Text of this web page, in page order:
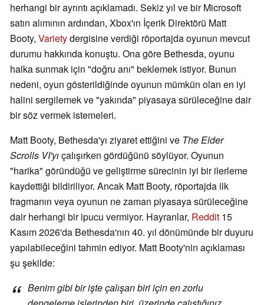
herhangi bir ayrıntı açıklamadı. Sekiz yıl ve bir Microsoft
satın alımının ardından, Xbox'ın İçerik Direktörü Matt
Booty, Varietydergisine verdiği röportajda oyunun mevcut
durumu hakkında konuştu. Ona göre Bethesda, oyunu
halka sunmak için "doğru anı" beklemek istiyor. Bunun
nedeni, oyun gösterildiğinde oyunun mümkün olan en iyi
halini sergilemek ve "yakında" piyasaya sürüleceğine dair
bir söz vermek istemeleri.
Matt Booty, Bethesda'yı ziyaret ettiğini ve The Elder
Scrolls VI'yıçalışırken gördüğünü söylüyor. Oyunun
"harika" göründüğü ve geliştirme sürecinin iyi bir ilerleme
kaydettiği bildiriliyor. Ancak Matt Booty, röportajda ilk
fragmanın veya oyunun ne zaman piyasaya sürüleceğine
dair herhangi bir ipucu vermiyor. Hayranlar, Reddit 15
Kasım 2026'da Bethesda'nın 40. yıl dönümünde bir duyuru
yapılabileceğini tahmin ediyor. Matt Booty'nin açıklaması
şu şekilde:
Benim gibi bir işte çalışan biri için en zorlu